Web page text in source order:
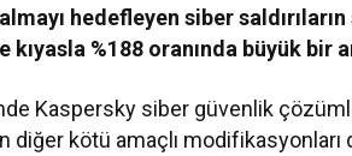
hedefleyen siber saldırıların
kıyasla %188 oranında büyük bir
Kaspersky siber güvenlik
diğer kötü amaçlı